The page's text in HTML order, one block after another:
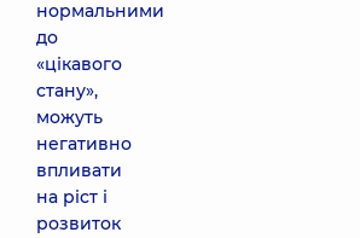
нормальними
до
«цікавого
стану»,
можуть
негативно
впливати
на ріст і
розвиток